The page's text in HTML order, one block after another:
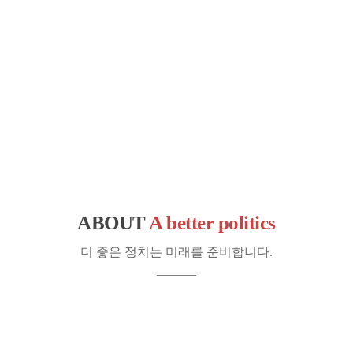
ABOUTA better politics
더 좋은 정치는 미래를 준비합니다.